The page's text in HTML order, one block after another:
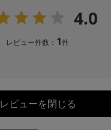
4.0
レビュー件数： 1件
レビューを閉じる